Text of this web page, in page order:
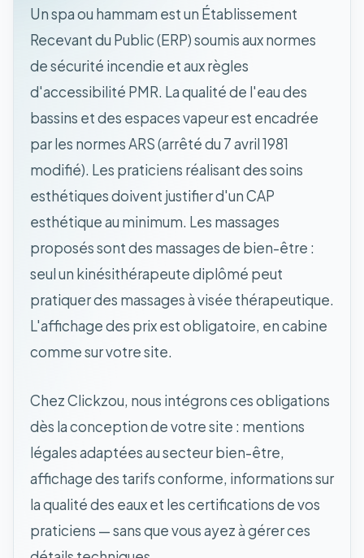
Un spa ou hammam est un Établissement
Recevant du Public (ERP) soumis aux normes
de sécurité incendie et aux règles
d'accessibilité PMR. La qualité de l'eau des
bassins et des espaces vapeur est encadrée
par les normes ARS (arrêté du 7 avril 1981
modifié). Les praticiens réalisant des soins
esthétiques doivent justifier d'un CAP
esthétique au minimum. Les massages
proposés sont des massages de bien-être :
seul un kinésithérapeute diplômé peut
pratiquer des massages à visée thérapeutique.
L'affichage des prix est obligatoire, en cabine
comme sur votre site.
Chez Clickzou, nous intégrons ces obligations
dès la conception de votre site : mentions
légales adaptées au secteur bien-être,
affichage des tarifs conforme, informations sur
la qualité des eaux et les certifications de vos
praticiens — sans que vous ayez à gérer ces